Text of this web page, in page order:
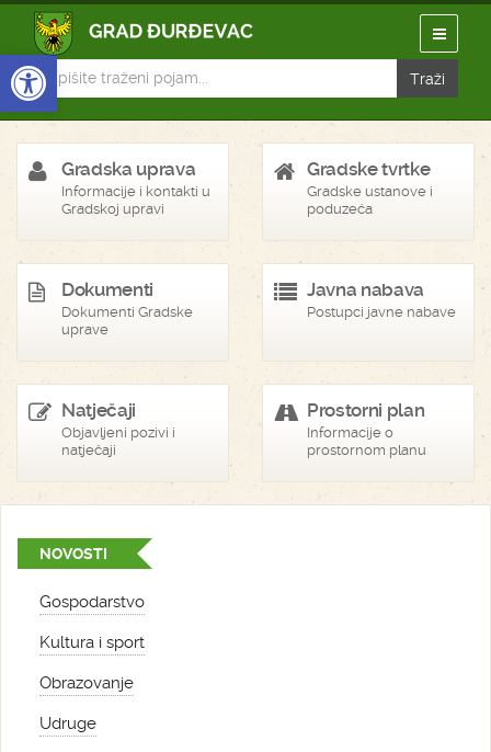
Open toolbar
Gradska uprava
Informacije i kontakti u
Gradskoj upravi
Gradske tvrtke
Gradske ustanove i
poduzeća
Dokumenti
Dokumenti Gradske
uprave
Javna nabava
Postupci javne nabave
Natječaji
Objavljeni pozivi i
natječaji
Prostorni plan
Informacije o
prostornom planu
NOVOSTI
Gospodarstvo
Kultura i sport
Obrazovanje
Udruge